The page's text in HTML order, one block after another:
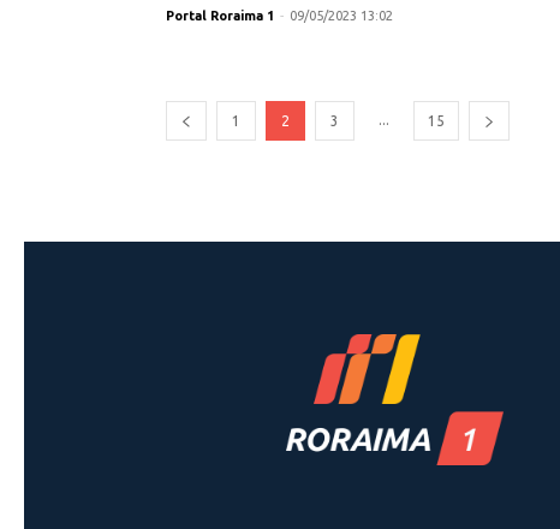
Portal Roraima 1 - 09/05/2023 13:02
1 2 3 ... 15